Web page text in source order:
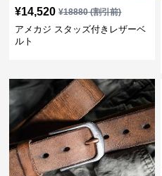
¥14,520 ¥18880(割引前)
アメカジ スタッズ付きレザーベ
ルト